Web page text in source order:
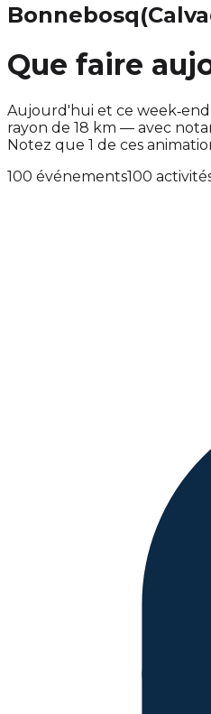
Bonnebosq
Que faire
Aujourd'hui et ce
rayon de 18 km — avec
Notez que 1 de ces
100 événements100